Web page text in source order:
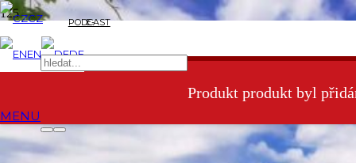
CZ
EN DE
PODCAST
E-
SHOP
MENU
Produkt produkt byl